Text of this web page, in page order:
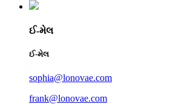
ઈ-મેલ
ઈ-મેલ
sophia@lonovae.com
frank@lonovae.com